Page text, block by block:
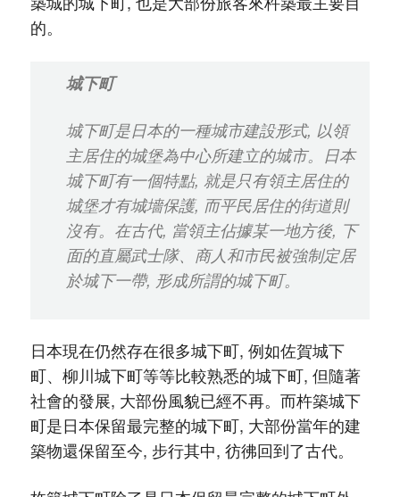
的。
城下町
城下町是日本的一種城市建設形式, 以領
主居住的城堡為中心所建立的城市。日本
城下町有一個特點, 就是只有領主居住的
城堡才有城墻保護, 而平民居住的街道則
沒有。在古代, 當領主佔據某一地方後, 下
面的直屬武士隊、商人和市民被強制定居
於城下一帶, 形成所謂的城下町。
日本現在仍然存在很多城下町, 例如佐賀城下
町、柳川城下町等等比較熟悉的城下町, 但隨著
社會的發展, 大部份風貌已經不再。而杵築城下
町是日本保留最完整的城下町, 大部份當年的建
築物還保留至今, 步行其中, 彷彿回到了古代。